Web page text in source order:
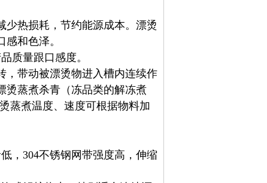
热损耗，节约能源成本。 漂烫
感和色泽。
质量跟口感度。
，带动被漂烫物进入槽内连续作
烫蒸煮杀青（冻品类的解冻煮
蒸煮温度、速度可根据物料加
，304不锈钢网带强度高，伸缩